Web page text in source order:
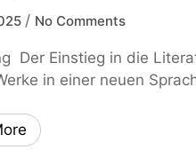
/ No Comments
Der Einstieg in die
in einer neuen